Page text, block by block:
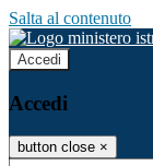
Salta al contenuto
Accedi
Accedi
button close ×